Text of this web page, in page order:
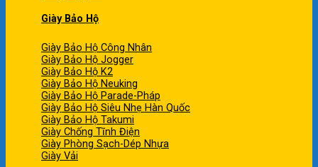
Giày Bảo Hộ
Giày Bảo Hộ Công Nhân
Giày Bảo Hộ Jogger
Giày Bảo Hộ K2
Giày Bảo Hộ Neuking
Giày Bảo Hộ Parade-Pháp
Giày Bảo Hộ Siêu Nhẹ Hàn Quốc
Giày Bảo Hộ Takumi
Giày Chống Tĩnh Điện
Giày Phòng Sạch-Dép Nhựa
Giày Vải